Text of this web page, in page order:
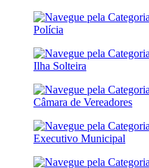
Polícia
Ilha Solteira
Câmara de Vereadores
Executivo Municipal